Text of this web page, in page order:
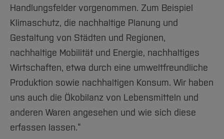
Handlungsfelder vorgenommen. Zum Beispiel
Klimaschutz, die nachhaltige Planung und
Gestaltung von Städten und Regionen,
nachhaltige Mobilität und Energie, nachhaltiges
Wirtschaften, etwa durch eine umweltfreundliche
Produktion sowie nachhaltigen Konsum. Wir haben
uns auch die Ökobilanz von Lebensmitteln und
anderen Waren angesehen und wie sich diese
erfassen lassen.“